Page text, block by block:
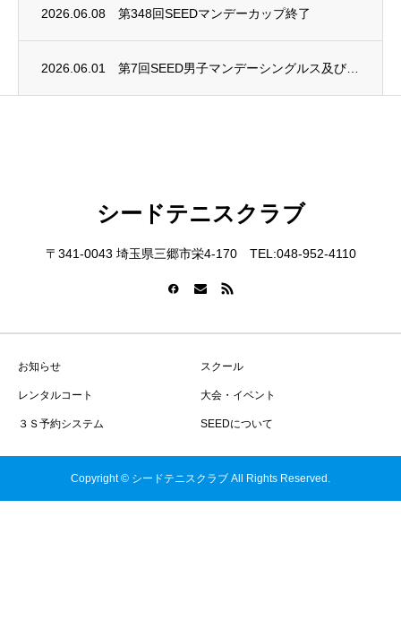
2026.06.08 第348回SEEDマンデーカップ終了
2026.06.01
シードテニスクラブ
〒341-0043 埼玉県三郷市栄4-170 TEL:048-952-4110
お知らせ スクール
レンタルコート 大会・イベント
３Ｓ予約システム SEEDについて
Copyright © シードテニスクラブ All Rights Reserved.